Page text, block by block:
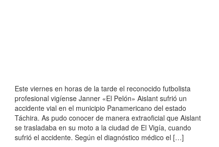
Este viernes en horas de la tarde el reconocido futbolista
profesional vigíense Janner «El Pelón» Aislant sufrió un
accidente vial en el municipio Panamericano del estado
Táchira. As pudo conocer de manera extraoficial que Aislant
se trasladaba en su moto a la ciudad de El Vigía, cuando
sufrió el accidente. Según el diagnóstico médico el […]